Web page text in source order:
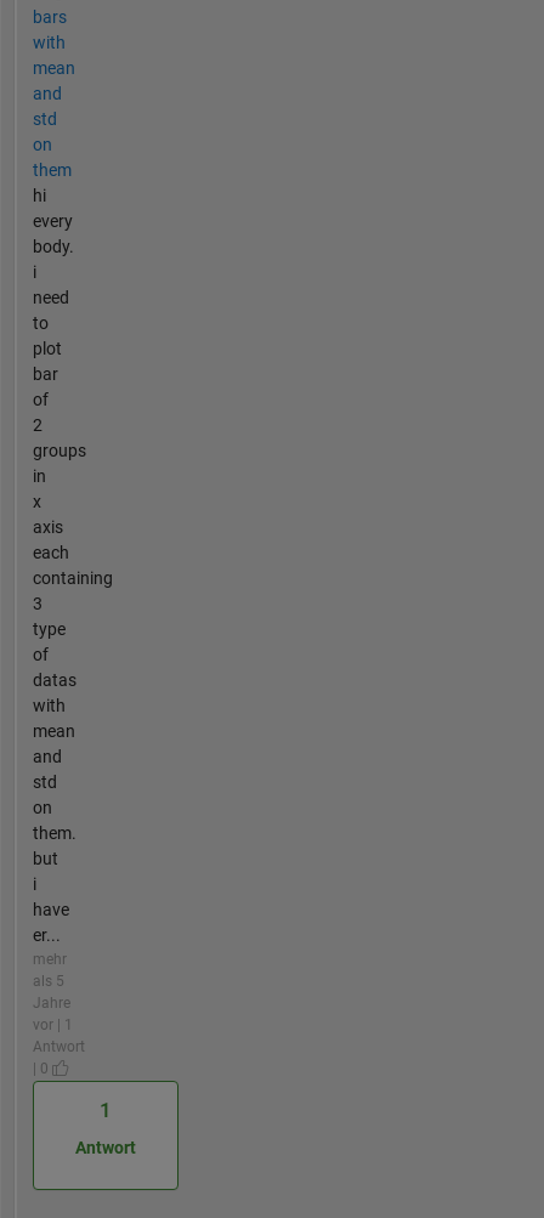
bars
with
mean
and
std
on
them
hi
every
body.
i
need
to
plot
bar
of
2
groups
in
x
axis
each
containing
3
type
of
datas
with
mean
and
std
on
them.
but
i
have
er...
mehr
als 5
Jahre
vor | 1
Antwort
| 0
1
Antwort